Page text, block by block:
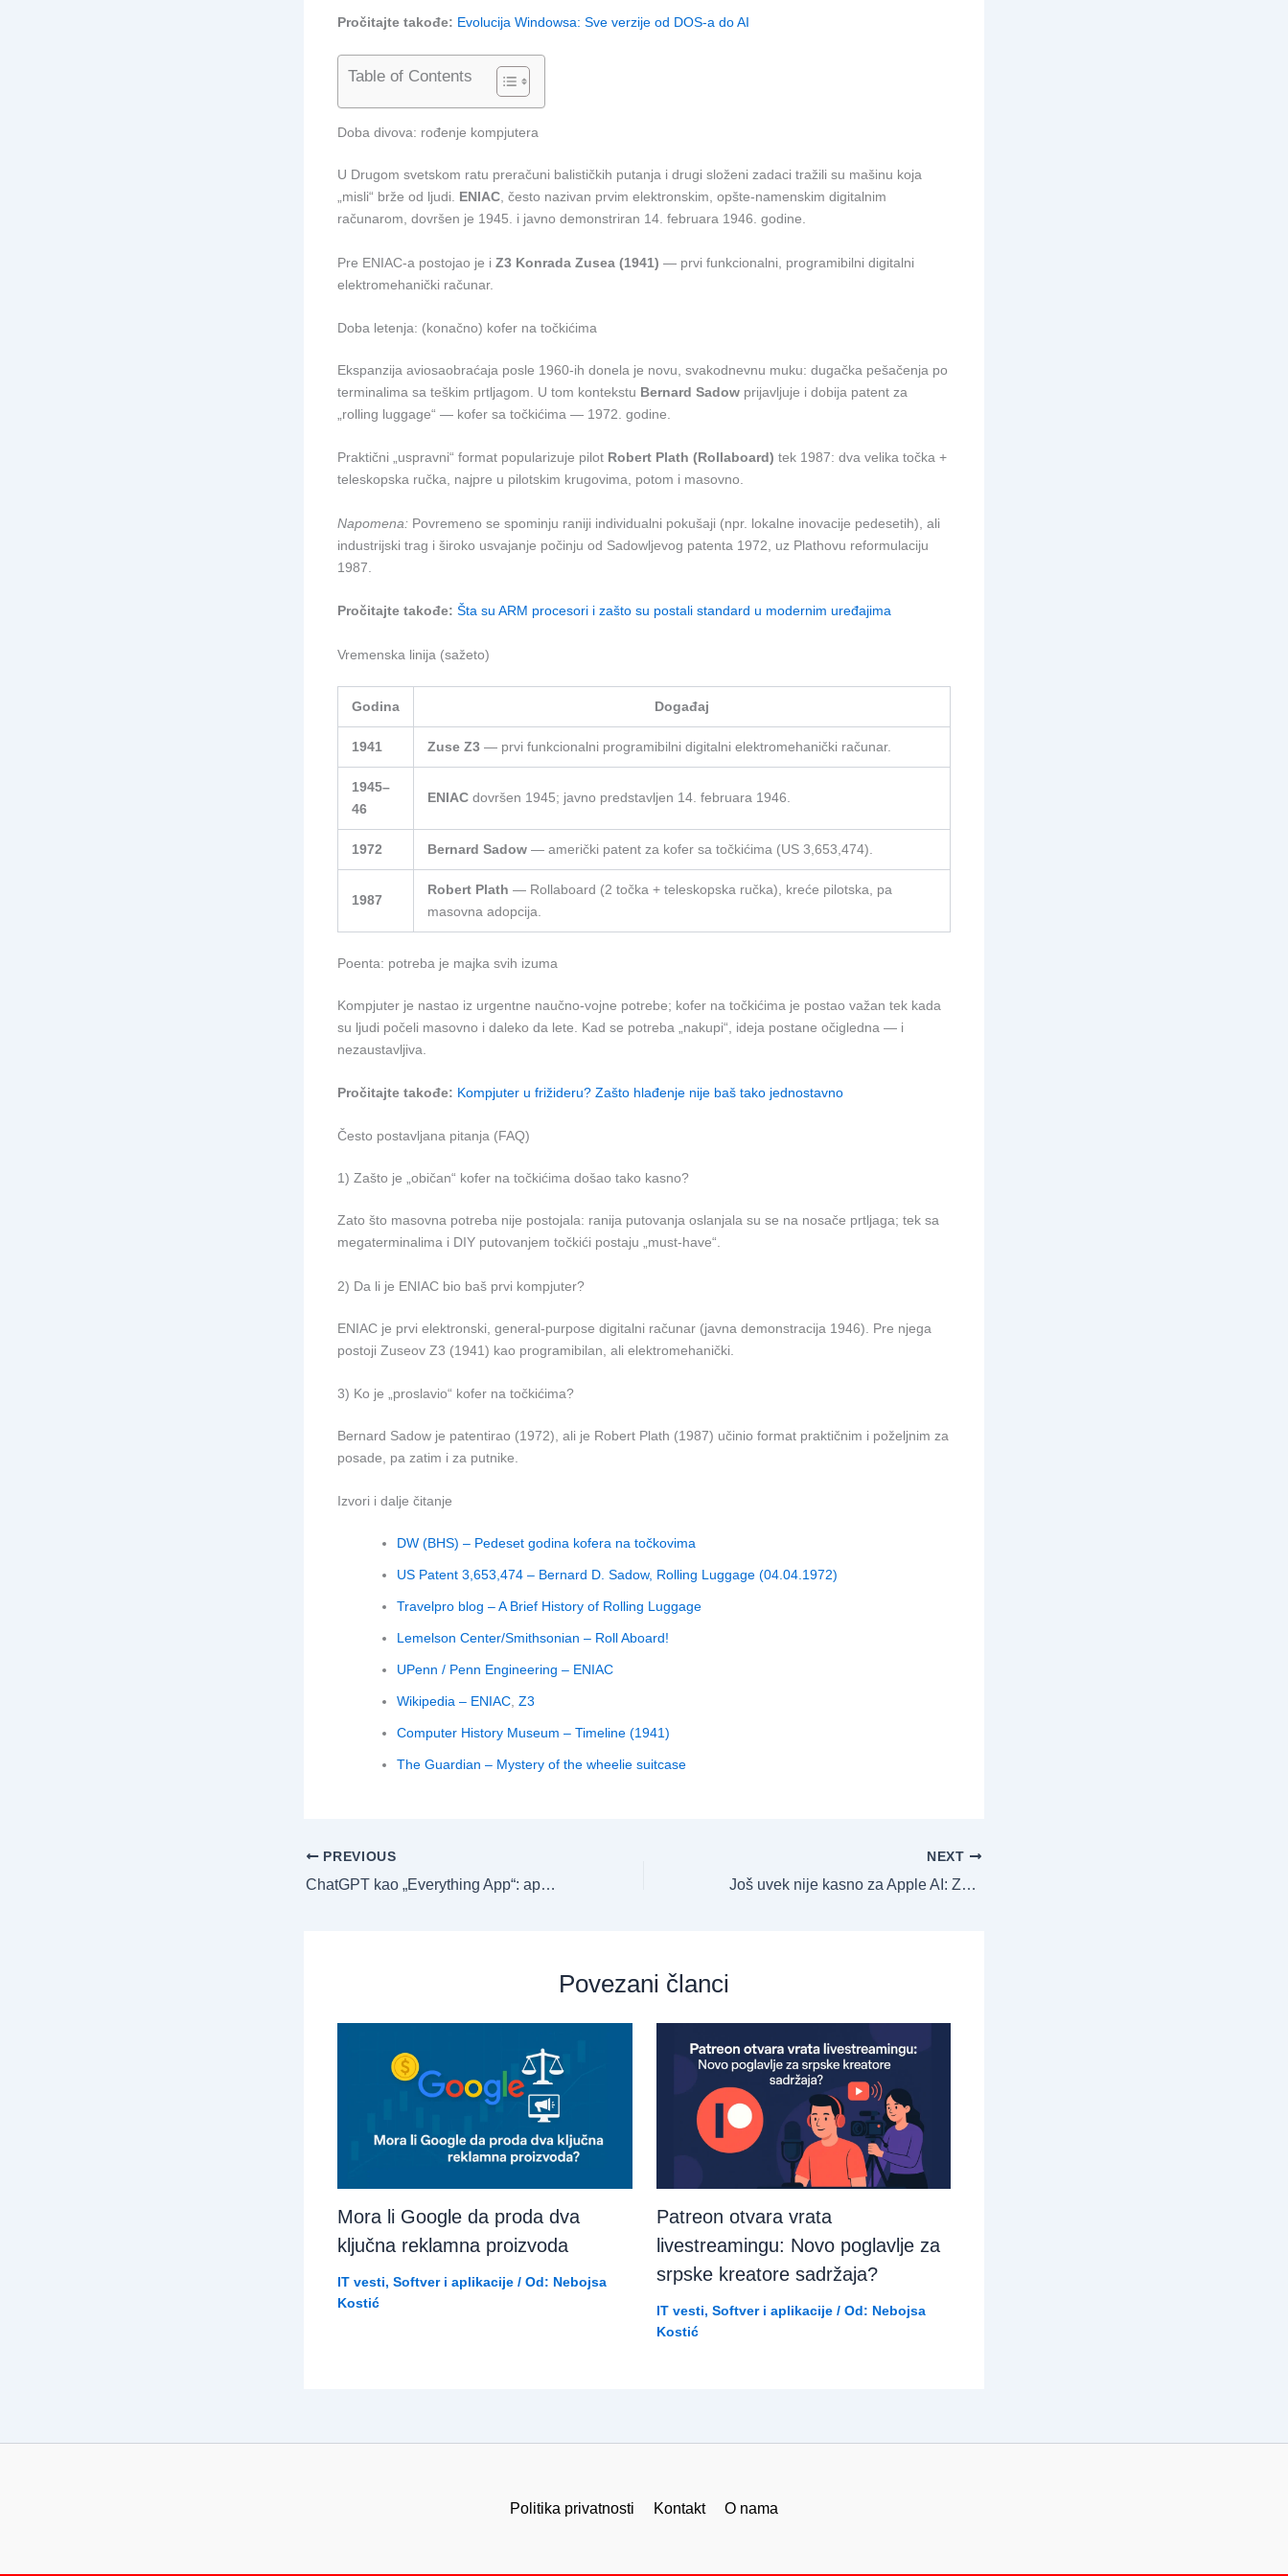
Pročitajte takođe: Evolucija Windowsa: Sve verzije od DOS-a do AI
Table of Contents
Doba divova: rođenje kompjutera
U Drugom svetskom ratu preračuni balističkih putanja i drugi složeni zadaci tražili su mašinu koja
„misli“ brže od ljudi. ENIAC , često nazivan prvim elektronskim, opšte-namenskim digitalnim
računarom, dovršen je 1945. i javno demonstriran 14. februara 1946. godine.
Pre ENIAC-a postojao je i Z3 Konrada Zusea (1941) — prvi funkcionalni, programibilni digitalni
elektromehanički računar.
Doba letenja: (konačno) kofer na točkićima
Ekspanzija aviosaobraćaja posle 1960-ih donela je novu, svakodnevnu muku: dugačka pešačenja po
terminalima sa teškim prtljagom. U tom kontekstu Bernard Sadow prijavljuje i dobija patent za
„rolling luggage“ — kofer sa točkićima — 1972. godine.
Praktični „uspravni“ format popularizuje pilot Robert Plath (Rollaboard) tek 1987: dva velika točka +
teleskopska ručka, najpre u pilotskim krugovima, potom i masovno.
Napomena: Povremeno se spominju raniji individualni pokušaji (npr. lokalne inovacije pedesetih), ali
industrijski trag i široko usvajanje počinju od Sadowljevog patenta 1972, uz Plathovu reformulaciju
1987.
Pročitajte takođe: Šta su ARM procesori i zašto su postali standard u modernim uređajima
Vremenska linija (sažeto)
Godina Događaj
1941 Zuse Z3 — prvi funkcionalni programibilni digitalni elektromehanički računar.
1945–
46
ENIAC dovršen 1945; javno predstavljen 14. februara 1946.
1972 Bernard Sadow — američki patent za kofer sa točkićima (US 3,653,474).
1987
Robert Plath — Rollaboard (2 točka + teleskopska ručka), kreće pilotska, pa
masovna adopcija.
Poenta: potreba je majka svih izuma
Kompjuter je nastao iz urgentne naučno-vojne potrebe; kofer na točkićima je postao važan tek kada
su ljudi počeli masovno i daleko da lete. Kad se potreba „nakupi“, ideja postane očigledna — i
nezaustavljiva.
Pročitajte takođe: Kompjuter u frižideru? Zašto hlađenje nije baš tako jednostavno
Često postavljana pitanja (FAQ)
1) Zašto je „običan“ kofer na točkićima došao tako kasno?
Zato što masovna potreba nije postojala: ranija putovanja oslanjala su se na nosače prtljaga; tek sa
megaterminalima i DIY putovanjem točkići postaju „must-have“.
2) Da li je ENIAC bio baš prvi kompjuter?
ENIAC je prvi elektronski, general-purpose digitalni računar (javna demonstracija 1946). Pre njega
postoji Zuseov Z3 (1941) kao programibilan, ali elektromehanički.
3) Ko je „proslavio“ kofer na točkićima?
Bernard Sadow je patentirao (1972), ali je Robert Plath (1987) učinio format praktičnim i poželjnim za
posade, pa zatim i za putnike.
Izvori i dalje čitanje
DW (BHS) – Pedeset godina kofera na točkovima
US Patent 3,653,474 – Bernard D. Sadow, Rolling Luggage (04.04.1972)
Travelpro blog – A Brief History of Rolling Luggage
Lemelson Center/Smithsonian – Roll Aboard!
UPenn / Penn Engineering – ENIAC
Wikipedia – ENIAC, Z3
Computer History Museum – Timeline (1941)
The Guardian – Mystery of the wheelie suitcase
PREVIOUS
ChatGPT kao „Everything App“: aplikacije u chatu
NEXT
Još uvek nije kasno za Apple AI: Zašto zaostaje – i kako može da se vrati u AI igru
Povezani članci
Mora li Google da proda dva
ključna reklamna proizvoda
IT vesti, Softver i aplikacije / Od: Nebojsa
Kostić
Patreon otvara vrata
livestreamingu: Novo poglavlje za
srpske kreatore sadržaja?
IT vesti, Softver i aplikacije/ Od: Nebojsa
Kostić
Politika privatnosti Kontakt O nama